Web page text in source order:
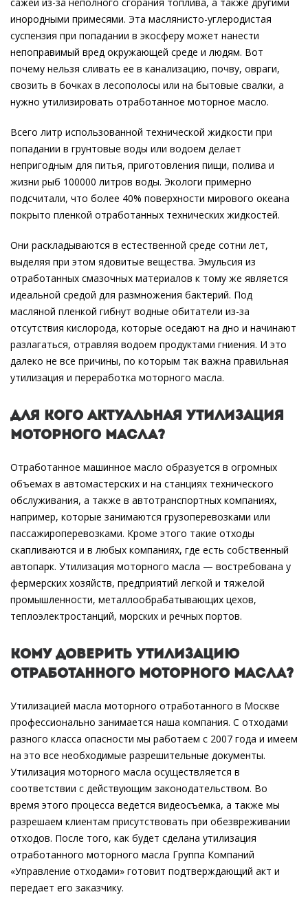
сажей из-за неполного сгорания топлива, а также другими
инородными примесями. Эта маслянисто-углеродистая
суспензия при попадании в экосферу может нанести
непоправимый вред окружающей среде и людям. Вот
почему нельзя сливать ее в канализацию, почву, овраги,
свозить в бочках в лесополосы или на бытовые свалки, а
нужно утилизировать отработанное моторное масло.
Всего литр использованной технической жидкости при
попадании в грунтовые воды или водоем делает
непригодным для питья, приготовления пищи, полива и
жизни рыб 100000 литров воды. Экологи примерно
подсчитали, что более 40% поверхности мирового океана
покрыто пленкой отработанных технических жидкостей.
Они раскладываются в естественной среде сотни лет,
выделяя при этом ядовитые вещества. Эмульсия из
отработанных смазочных материалов к тому же является
идеальной средой для размножения бактерий. Под
масляной пленкой гибнут водные обитатели из-за
отсутствия кислорода, которые оседают на дно и начинают
разлагаться, отравляя водоем продуктами гниения. И это
далеко не все причины, по которым так важна правильная
утилизация и переработка моторного масла.
Для кого актуальная утилизация
моторного масла?
Отработанное машинное масло образуется в огромных
объемах в автомастерских и на станциях технического
обслуживания, а также в автотранспортных компаниях,
например, которые занимаются грузоперевозками или
пассажироперевозками. Кроме этого такие отходы
скапливаются и в любых компаниях, где есть собственный
автопарк. Утилизация моторного масла — востребована у
фермерских хозяйств, предприятий легкой и тяжелой
промышленности, металлообрабатывающих цехов,
теплоэлектростанций, морских и речных портов.
Кому доверить утилизацию
отработанного моторного масла?
Утилизацией масла моторного отработанного в Москве
профессионально занимается наша компания. С отходами
разного класса опасности мы работаем с 2007 года и имеем
на это все необходимые разрешительные документы.
Утилизация моторного масла осуществляется в
соответствии с действующим законодательством. Во
время этого процесса ведется видеосъемка, а также мы
разрешаем клиентам присутствовать при обезвреживании
отходов. После того, как будет сделана утилизация
отработанного моторного масла Группа Компаний
«Управление отходами» готовит подтверждающий акт и
передает его заказчику.